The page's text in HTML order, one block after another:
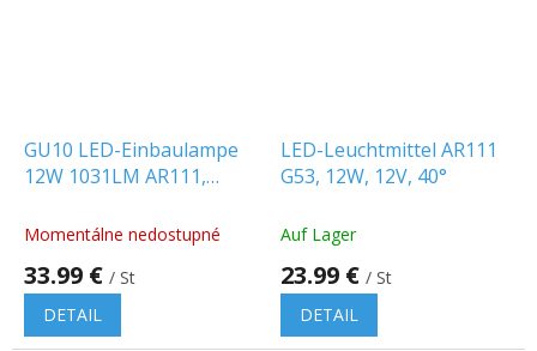
GU10 LED-Einbaulampe
12W 1031LM AR111,
Momentálne nedostupné
33.99 € / St
DETAIL
LED-Leuchtmittel AR111
G53, 12W, 12V, 40°
Auf Lager
23.99 € / St
DETAIL